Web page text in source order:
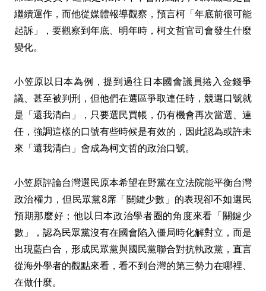
繼續運作，而他從媒體報導觀察，預言柯「年底前很可能
起訴」，要觀察到年底、明年時，柯文哲官司會發生什麼
變化。
小笠原以日本為例，提到過往日本國會議員捲入金錢爭
議、甚至被判刑，但他們在選區爭取連任時，競選口號就
是「還我清白」，只要選民買帳，仍有機會再次當選、連
任，強調這樣的口號有些時候是有效的，因此認為或許未
來「還我清白」會成為柯文哲的政治口號。
小笠原評論台灣選民原本希望在野黨在立法院能平衡台灣
政治權力，但民眾黨8席「關鍵少數」的表現卻不如選民
預期那麼好；他以日本政治學者圈的角度來看「關鍵少
數」，認為民眾黨沒有在國會陷入僵局時化解對立，而是
出現藍白合，形成民眾黨與國民黨聯合對抗執政黨，直言
從海外學者的觀點來看，看不到台灣的第三勢力在哪裡、
在做什麼。